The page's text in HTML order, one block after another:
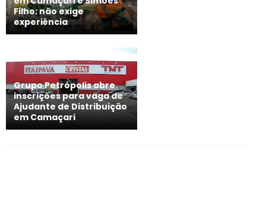
Filho; não exige
experiência
Grupo Petrópolis abre
inscrições para vaga de
Ajudante de Distribuição
em Camaçari